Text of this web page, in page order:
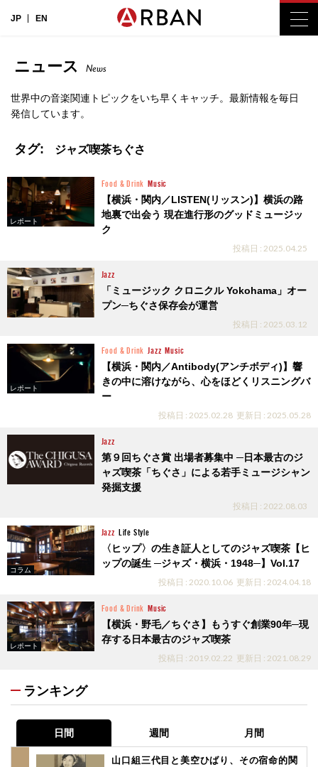
JP EN
ニュース News
世界中の音楽関連トピックをいち早くキャッチ。最新情報を毎日
発信しています。
タグ: ジャズ喫茶ちぐさ
レポート
Food & Drink Music
【横浜・関内／LISTEN(リッスン)】横浜の路
地裏で出会う 現在進行形のグッドミュージッ
ク
投稿日 : 2025.04.25
Jazz
「ミュージック クロニクル Yokohama」オー
プン─ちぐさ保存会が運営
投稿日 : 2025.03.12
レポート
Food & Drink Jazz Music
【横浜・関内／Antibody(アンチボディ)】響
きの中に溶けながら、心をほどくリスニングバ
ー
投稿日 : 2025.02.28 更新日 : 2025.05.28
Jazz
第９回ちぐさ賞 出場者募集中 ─日本最古のジ
ャズ喫茶「ちぐさ」による若手ミュージシャン
発掘支援
投稿日 : 2022.08.03
コラム
Jazz Life Style
〈ヒップ〉の生き証人としてのジャズ喫茶【ヒ
ップの誕生 ─ジャズ・横浜・1948─】Vol.17
投稿日 : 2020.10.06 更新日 : 2024.04.18
レポート
Food & Drink Music
【横浜・野毛／ちぐさ】もうすぐ創業90年─現
存する日本最古のジャズ喫茶
投稿日 : 2019.02.22 更新日 : 2021.08.29
ランキング
日間 週間 月間
山口組三代目と美空ひばり、その宿命的関